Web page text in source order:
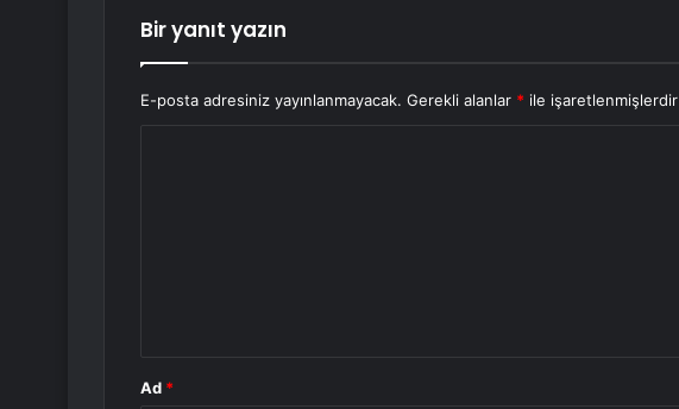
Bir yanıt yazın
E-posta adresiniz yayınlanmayacak. Gerekli alanlar * ile işaretlenmişlerdir
Ad *